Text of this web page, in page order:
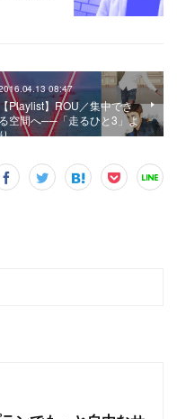
08:47
【Playlist】ROU／集中でき
る空間へ──「走るひと3」よ